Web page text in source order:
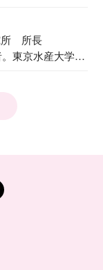
所 所長
東京水産大学卒